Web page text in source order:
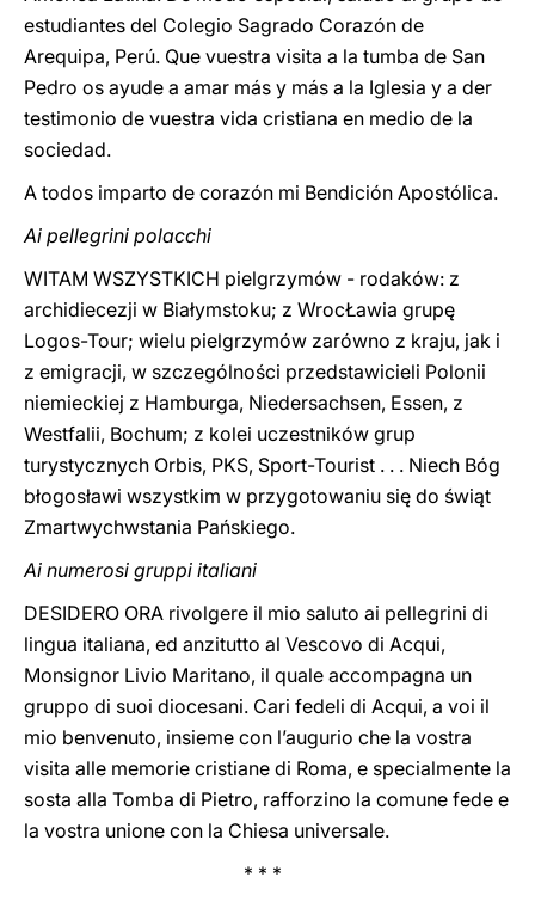
estudiantes del Colegio Sagrado Corazón de
Arequipa, Perú. Que vuestra visita a la tumba de San
Pedro os ayude a amar más y más a la Iglesia y a der
testimonio de vuestra vida cristiana en medio de la
sociedad.
A todos imparto de corazón mi Bendición Apostólica.
Ai pellegrini polacchi
WITAM WSZYSTKICH pielgrzymów - rodaków: z
archidiecezji w Białymstoku; z WrocŁawia grupę
Logos-Tour; wielu pielgrzymów zarówno z kraju, jak i
z emigracji, w szczególności przedstawicieli Polonii
niemieckiej z Hamburga, Niedersachsen, Essen, z
Westfalii, Bochum; z kolei uczestników grup
turystycznych Orbis, PKS, Sport-Tourist . . . Niech Bóg
błogosławi wszystkim w przygotowaniu się do świąt
Zmartwychwstania Pańskiego.
Ai numerosi gruppi italiani
DESIDERO ORA rivolgere il mio saluto ai pellegrini di
lingua italiana, ed anzitutto al Vescovo di Acqui,
Monsignor Livio Maritano, il quale accompagna un
gruppo di suoi diocesani. Cari fedeli di Acqui, a voi il
mio benvenuto, insieme con l’augurio che la vostra
visita alle memorie cristiane di Roma, e specialmente la
sosta alla Tomba di Pietro, rafforzino la comune fede e
la vostra unione con la Chiesa universale.
* * *